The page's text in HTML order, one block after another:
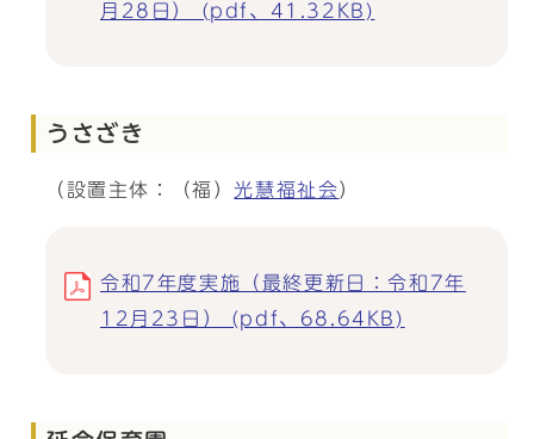
月28日） (pdf、41.32KB)
うさざき
（設置主体：（福）光慧福祉会）
令和7年度実施（最終更新日：令和7年
12月23日） (pdf、68.64KB)